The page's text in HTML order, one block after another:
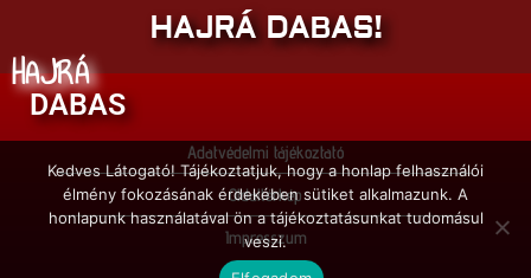
HAJRÁ DABAS!
HAJRÁ
DABAS
Adatvédelmi tájékoztató
Oldaltérkép
Impresszum
Kedves Látogató! Tájékoztatjuk, hogy a honlap felhasználói
élmény fokozásának érdekében sütiket alkalmazunk. A
honlapunk használatával ön a tájékoztatásunkat tudomásul
veszi.